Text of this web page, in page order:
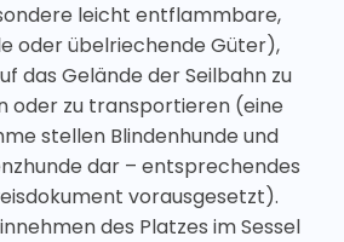
leicht entflammbare,
oder übelriechende Güter),
das Gelände der Seilbahn zu
oder zu transportieren (eine
stellen Blindenhunde und
dar – entsprechendes
vorausgesetzt).
des Platzes im Sessel